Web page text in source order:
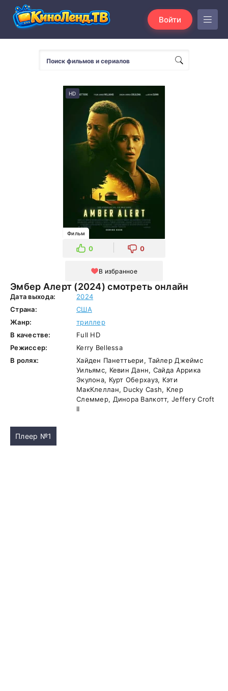
Войти
Эмбер Алерт (2024) смотреть онлайн
HD
Фильм
0 0
В избранное
Дата выхода:
2024
Страна:
США
Жанр:
триллер
В качестве:
Full HD
Режиссер:
Kerry Bellessa
В ролях:
Хайден Панеттьери, Тайлер Джеймс
Уильямс, Кевин Данн, Сайда Аррика
Экулона, Курт Оберхауз, Кэти
МакКлеллан, Ducky Cash, Клер
Слеммер, Динора Валкотт, Jeffery Croft
II
Плеер №1